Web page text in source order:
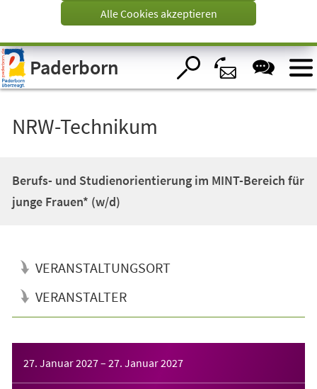
Visuelle
Assistenzsoftware
öffnen.
Alle Cookies akzeptieren
Paderborn
NRW-Technikum
Berufs- und Studienorientierung im MINT-Bereich für
junge Frauen* (w/d)
VERANSTALTUNGSORT
VERANSTALTER
27. Januar 2027– 27. Januar 2027